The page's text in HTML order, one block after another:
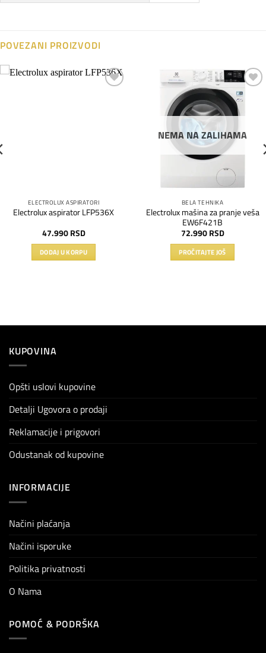
POVEZANI PROIZVODI
ELECTROLUX ASPIRATORI
Electrolux aspirator LFP536X
47.990 RSD
DODAJ U KORPU
NEMA NA ZALIHAMA
BELA TEHNIKA
Electrolux mašina za pranje veša
EW6F421B
72.990 RSD
PROČITAJTE JOŠ
KUPOVINA
Opšti uslovi kupovine
Detalji Ugovora o prodaji
Reklamacije i prigovori
Odustanak od kupovine
INFORMACIJE
Načini plaćanja
Načini isporuke
Politika privatnosti
O Nama
POMOĆ & PODRŠKA